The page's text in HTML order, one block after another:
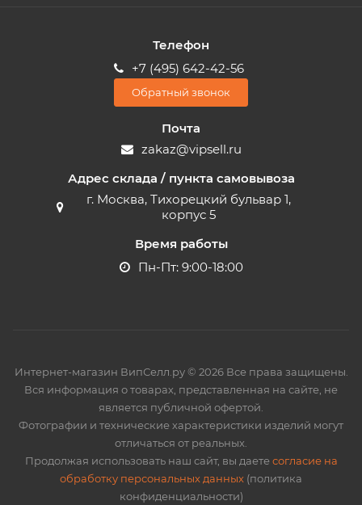
Телефон
+7 (495) 642-42-56
Обратный звонок
Почта
zakaz@vipsell.ru
Адрес склада / пункта самовывоза
г. Москва, Тихорецкий бульвар 1,
корпус 5
Время работы
Пн-Пт: 9:00-18:00
Интернет-магазин ВипСелл.ру © 2026 Все права защищены.
Вся информация о товарах, представленная на сайте, не
является публичной офертой.
Фотографии и технические характеристики изделий могут
отличаться от реальных.
Продолжая использовать наш сайт, вы даетесогласие на
обработку персональных данных (политика
конфиденциальности)